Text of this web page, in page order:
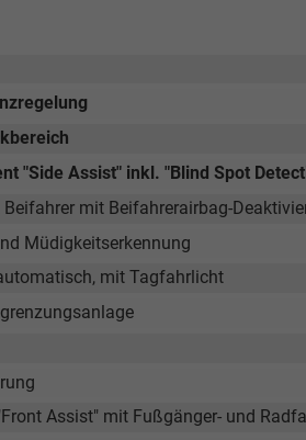
"Side Assist" inkl. "Blind Spot
mit Beifahrerairbag-
Müdigkeitserkennung
mit Tagfahrlicht
Assist" mit Fußgänger- und
Elvedin Calakovic